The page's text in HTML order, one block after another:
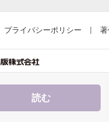
読む
プライバシーポリシー